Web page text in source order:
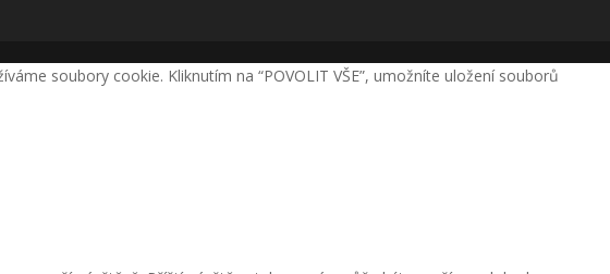
soubory cookie. Kliknutím na “POVOLIT VŠE”, umožníte uložení souborů